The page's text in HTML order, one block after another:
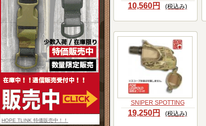
10,560円 (税込み)
SNIPER SPOTTING
19,250円 (税込み)
HOPE TLINK 特価販売中！！